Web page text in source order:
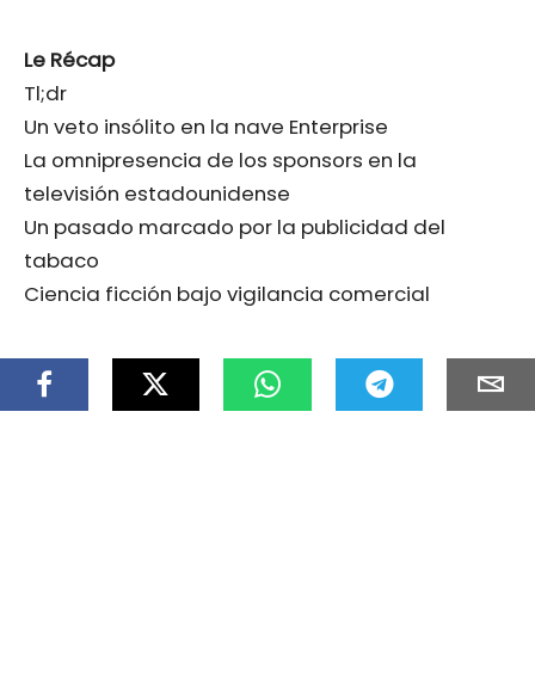
Le Récap
Tl;dr
Un veto insólito en la nave Enterprise
La omnipresencia de los sponsors en la
televisión estadounidense
Un pasado marcado por la publicidad del
tabaco
Ciencia ficción bajo vigilancia comercial